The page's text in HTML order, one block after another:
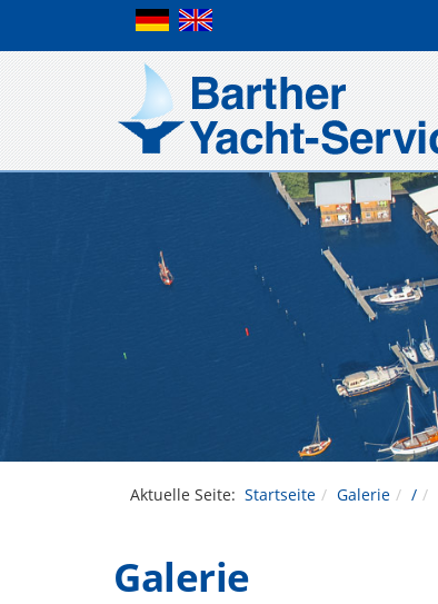
Aktuelle Seite: Startseite Galerie /
Galerie